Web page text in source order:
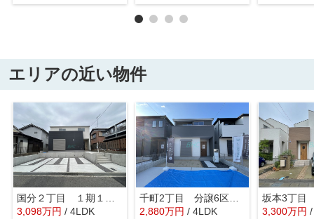
エリアの近い物件
3,098万円 / 4LDK
千町2丁目 分譲6区画3号棟
2,880万円 / 4LDK
坂本3丁目
3,300万円